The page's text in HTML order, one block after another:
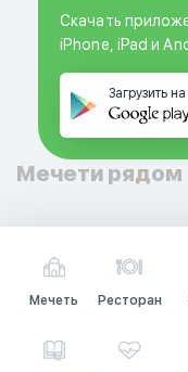
Скачать
iPhone, iPad и
Загрузить на
Мечети рядом
Мечеть Ресторан